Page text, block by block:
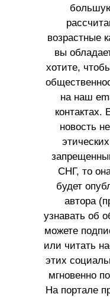
возрастные
вы
хотите,
на наш
контактах.
новость
СНГ, то
будет
автора
узнавать об
можете
или читать
этих
мгновенно
На портале